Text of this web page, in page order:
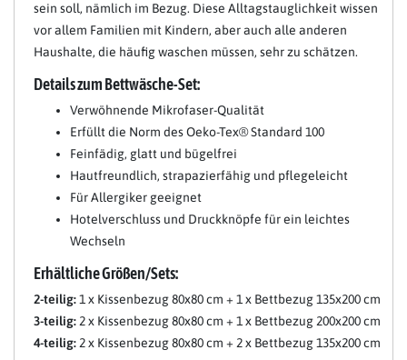
sein soll, nämlich im Bezug. Diese Alltagstauglichkeit wissen
vor allem Familien mit Kindern, aber auch alle anderen
Haushalte, die häufig waschen müssen, sehr zu schätzen.
Details zum Bettwäsche-Set:
Verwöhnende Mikrofaser-Qualität
Erfüllt die Norm des Oeko-Tex® Standard 100
Feinfädig, glatt und bügelfrei
Hautfreundlich, strapazierfähig und pflegeleicht
Für Allergiker geeignet
Hotelverschluss und Druckknöpfe für ein leichtes
Wechseln
Erhältliche Größen/Sets:
2-teilig:1 x Kissenbezug 80x80 cm + 1 x Bettbezug 135x200 cm
3-teilig: 2 x Kissenbezug 80x80 cm + 1 x Bettbezug 200x200 cm
4-teilig: 2 x Kissenbezug 80x80 cm + 2 x Bettbezug 135x200 cm